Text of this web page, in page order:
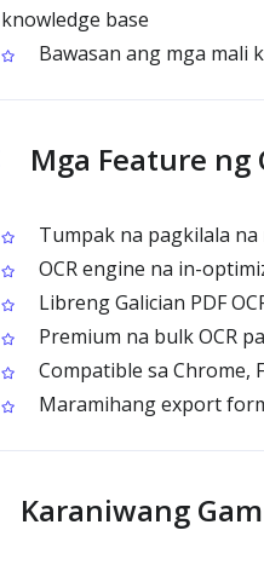
knowledge base
Bawasan ang mga mali
Mga Feature ng
Tumpak na pagkilala
OCR engine na in-
Libreng Galician PDF
Premium na bulk OCR
Compatible sa Chrome,
Maramihang export
Karaniwang